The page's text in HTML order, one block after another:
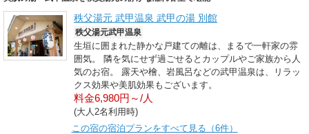
秩父湯元 武甲温泉 武甲の湯 別館
秩父湯元武甲温泉
生垣に囲まれた静かな戸建ての離は、まるで一軒家の雰
囲気。 隣を気にせず過ごせるとカップルやご家族から人
気のお宿。 露天や檜、岩風呂などの武甲温泉は、リラッ
クス効果や美肌効果もございます。
料金6,980円～/人
(大人2名利用時)
この宿の宿泊プランをすべて見る（6件）